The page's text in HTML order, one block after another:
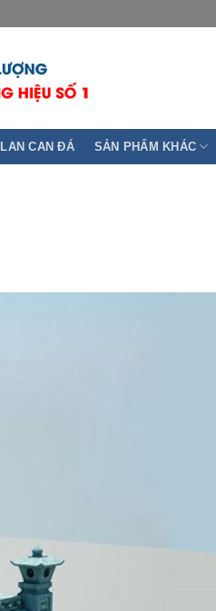
LAN CAN ĐÁ SẢN PHẨM KHÁC